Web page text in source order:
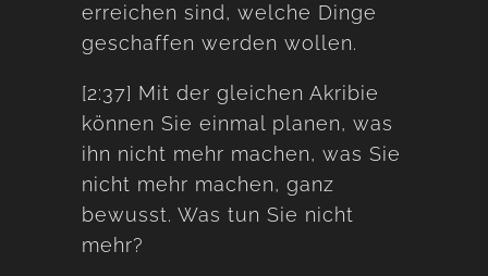
erreichen sind, welche Dinge
geschaffen werden wollen.
[2:37] Mit der gleichen Akribie
können Sie einmal planen, was
ihn nicht mehr machen, was Sie
nicht mehr machen, ganz
bewusst. Was tun Sie nicht
mehr?